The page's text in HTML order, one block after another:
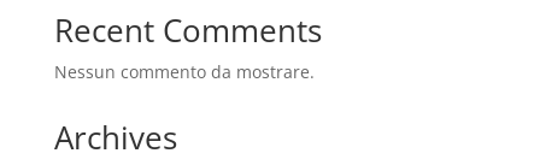
Recent Comments
Nessun commento da mostrare.
Archives